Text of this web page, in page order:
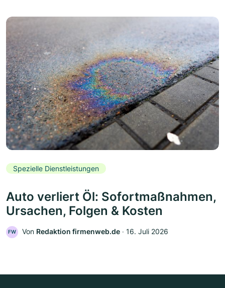
Spezielle Dienstleistungen
Auto verliert Öl: Sofortmaßnahmen,
Ursachen, Folgen & Kosten
FW Von Redaktion firmenweb.de ‧ 16. Juli 2026